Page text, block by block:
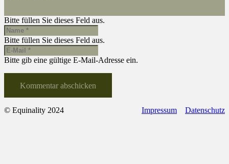
Bitte füllen Sie dieses Feld aus.
Bitte füllen Sie dieses Feld aus.
Bitte gib eine gültige E-Mail-Adresse ein.
Kommentar abschicken
© Equinality 2024 Impressum Datenschutz